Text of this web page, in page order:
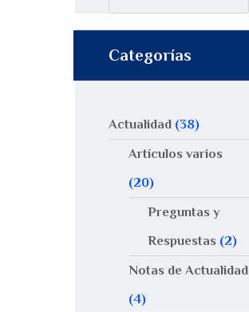
Categorías
Actualidad (38)
Artículos varios
(20)
Preguntas y
Respuestas (2)
Notas de Actualidad
(4)